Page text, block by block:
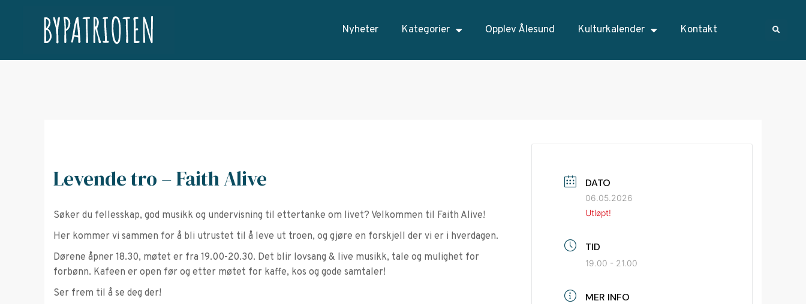
Nyheter Kategorier Opplev Ålesund Kulturkalender Kontakt
Levende tro – Faith Alive
Søker du fellesskap, god musikk og undervisning til ettertanke om livet? Velkommen til Faith Alive!
Her kommer vi sammen for å bli utrustet til å leve ut troen, og gjøre en forskjell der vi er i hverdagen.
Dørene åpner 18.30, møtet er fra 19.00-20.30. Det blir lovsang & live musikk, tale og mulighet for
forbønn. Kafeen er open før og etter møtet for kaffe, kos og gode samtaler!
Ser frem til å se deg der!
DATO
06.05.2026
Utløpt!
TID
19.00 - 21.00
MER INFO